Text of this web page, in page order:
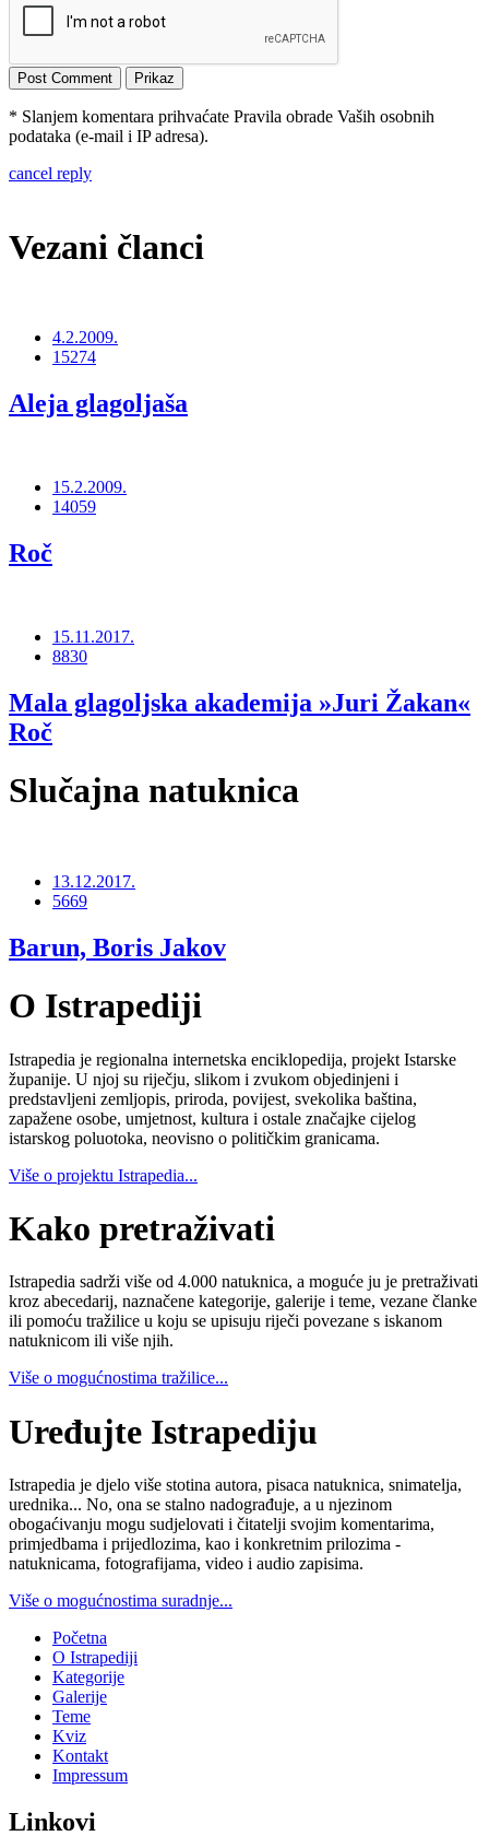
* Slanjem komentara prihvaćate Pravila obrade Vaših osobnih
podataka (e-mail i IP adresa).
cancel reply
Vezani članci
4.2.2009.
15274
Aleja glagoljaša
15.2.2009.
14059
Roč
15.11.2017.
8830
Mala glagoljska akademija »Juri Žakan«
Roč
Slučajna natuknica
13.12.2017.
5669
Barun, Boris Jakov
O Istrapediji
Istrapedia je regionalna internetska enciklopedija, projekt Istarske
županije. U njoj su riječju, slikom i zvukom objedinjeni i
predstavljeni zemljopis, priroda, povijest, svekolika baština,
zapažene osobe, umjetnost, kultura i ostale značajke cijelog
istarskog poluotoka, neovisno o političkim granicama.
Više o projektu Istrapedia...
Kako pretraživati
Istrapedia sadrži više od 4.000 natuknica, a moguće ju je pretraživati
kroz abecedarij, naznačene kategorije, galerije i teme, vezane članke
ili pomoću tražilice u koju se upisuju riječi povezane s iskanom
natuknicom ili više njih.
Više o mogućnostima tražilice...
Uređujte Istrapediju
Istrapedia je djelo više stotina autora, pisaca natuknica, snimatelja,
urednika... No, ona se stalno nadograđuje, a u njezinom
obogaćivanju mogu sudjelovati i čitatelji svojim komentarima,
primjedbama i prijedlozima, kao i konkretnim prilozima -
natuknicama, fotografijama, video i audio zapisima.
Više o mogućnostima suradnje...
Početna
O Istrapediji
Kategorije
Galerije
Teme
Kviz
Kontakt
Impressum
Linkovi